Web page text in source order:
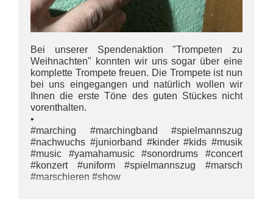
Bei unserer Spendenaktion "Trompeten zu
Weihnachten" konnten wir uns sogar über eine
komplette Trompete freuen. Die Trompete ist nun
bei uns eingegangen und natürlich wollen wir
Ihnen die erste Töne des guten Stückes nicht
vorenthalten.
•
#marching #marchingband #spielmannszug
#nachwuchs #juniorband #kinder #kids #musik
#music #yamahamusic #sonordrums #concert
#konzert #uniform #spielmannszug #marsch
#marschieren #show